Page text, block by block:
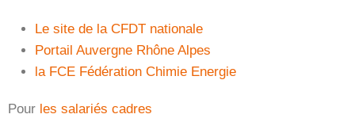
Le site de la CFDT nationale
Portail Auvergne Rhône Alpes
la FCE Fédération Chimie Energie
Pour les salariés cadres